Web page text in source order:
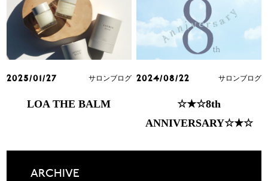
2025/01/27 サロンブログ
LOA THE BALM
2024/08/22 サロンブログ
☆★☆8th
ANNIVERSARY☆★☆
ARCHIVE